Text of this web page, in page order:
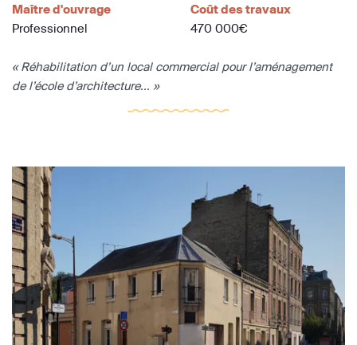
Maître d'ouvrage
Professionnel
Coût des travaux
470 000€
« Réhabilitation d’un local commercial pour l’aménagement
de l’école d’architecture... »